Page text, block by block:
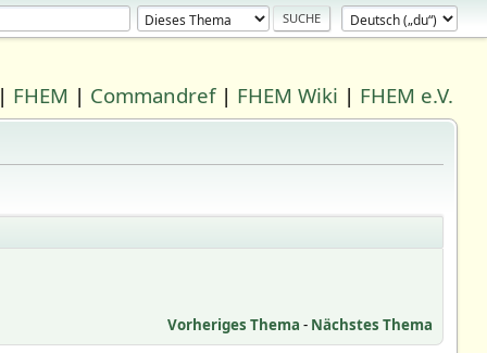
FHEM | Commandref| FHEM Wiki | FHEM e.V.
Vorheriges Thema - Nächstes Thema